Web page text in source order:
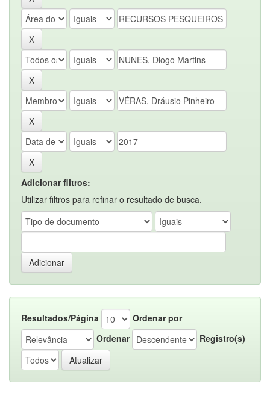
Adicionar filtros:
Utilizar filtros para refinar o resultado de busca.
Resultados/Página
Ordenar por
Ordenar
Registro(s)